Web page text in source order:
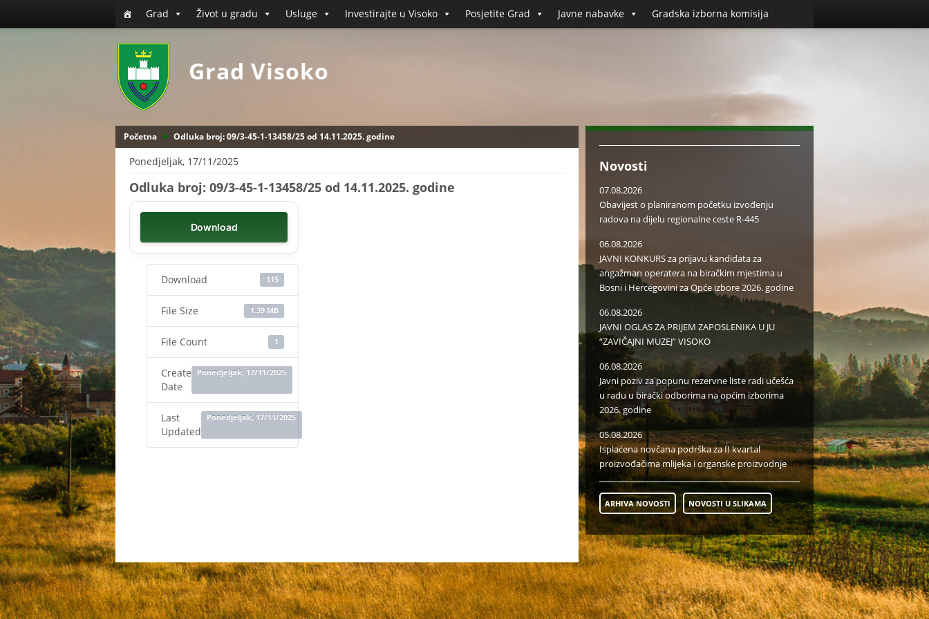
Grad Život u gradu Usluge Investirajte u Visoko Posjetite Grad Javne nabavke Gradska izborna komisija
Grad Visoko
Početna Odluka broj: 09/3-45-1-13458/25 od 14.11.2025. godine
Ponedjeljak, 17/11/2025
Odluka broj: 09/3-45-1-13458/25 od 14.11.2025. godine
Download
Download 115
File Size 1.39 MB
File Count 1
Create
Date
Ponedjeljak, 17/11/2025
Last
Updated
Ponedjeljak, 17/11/2025
Novosti
07.08.2026
Obavijest o planiranom početku izvođenju
radova na dijelu regionalne ceste R-445
06.08.2026
JAVNI KONKURS za prijavu kandidata za
angažman operatera na biračkim mjestima u
Bosni i Hercegovini za Opće izbore 2026. godine
06.08.2026
JAVNI OGLAS ZA PRIJEM ZAPOSLENIKA U JU
“ZAVIČAJNI MUZEJ” VISOKO
06.08.2026
Javni poziv za popunu rezervne liste radi učešća
u radu u birački odborima na općim izborima
2026. godine
05.08.2026
Isplaćena novčana podrška za II kvartal
proizvođačima mlijeka i organske proizvodnje
ARHIVA NOVOSTI NOVOSTI U SLIKAMA